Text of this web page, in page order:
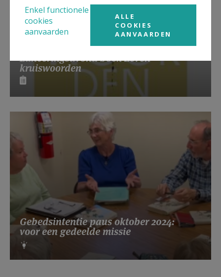
Lanceringsavond boek Zeven
kruiswoorden
Gebedsintentie paus oktober 2024:
voor een gedeelde missie
Enkel functionele
cookies
aanvaarden
ALLE
COOKIES
AANVAARDEN